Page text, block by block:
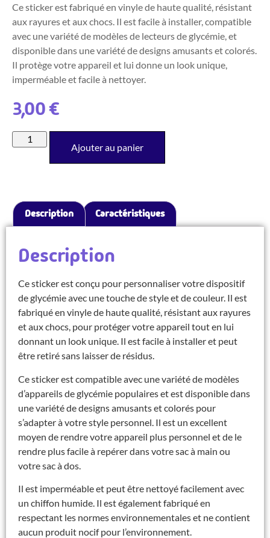
Ce sticker est fabriqué en vinyle de haute qualité, résistant
aux rayures et aux chocs. Il est facile à installer, compatible
avec une variété de modèles de lecteurs de glycémie, et
disponible dans une variété de designs amusants et colorés.
Il protège votre appareil et lui donne un look unique,
imperméable et facile à nettoyer.
3,00€
Ajouter au panier
Description Caractéristiques
Description
Ce sticker est conçu pour personnaliser votre dispositif
de glycémie avec une touche de style et de couleur. Il est
fabriqué en vinyle de haute qualité, résistant aux rayures
et aux chocs, pour protéger votre appareil tout en lui
donnant un look unique. Il est facile à installer et peut
être retiré sans laisser de résidus.
Ce sticker est compatible avec une variété de modèles
d’appareils de glycémie populaires et est disponible dans
une variété de designs amusants et colorés pour
s’adapter à votre style personnel. Il est un excellent
moyen de rendre votre appareil plus personnel et de le
rendre plus facile à repérer dans votre sac à main ou
votre sac à dos.
Il est imperméable et peut être nettoyé facilement avec
un chiffon humide. Il est également fabriqué en
respectant les normes environnementales et ne contient
aucun produit nocif pour l’environnement.